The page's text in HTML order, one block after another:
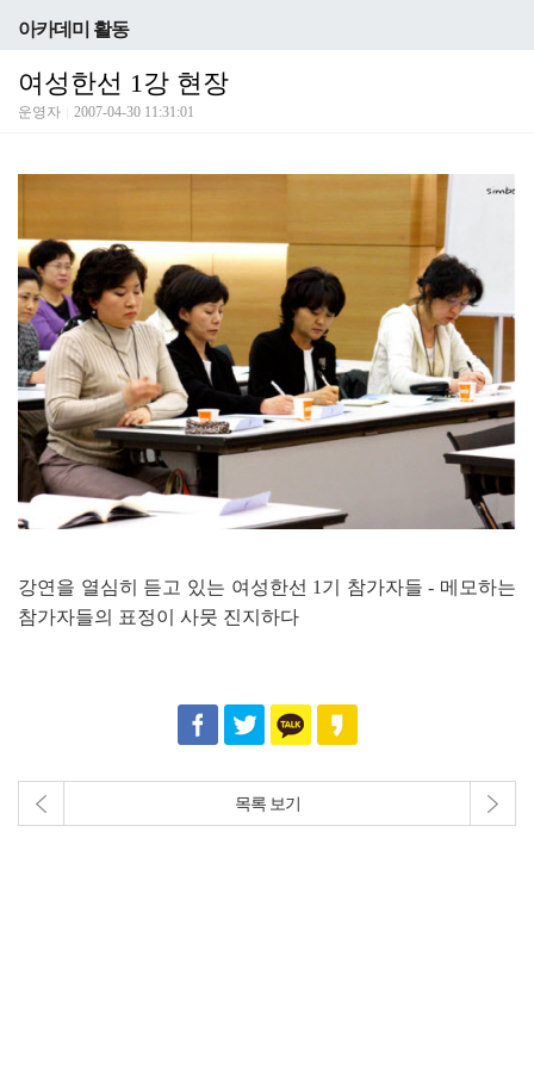
아카데미 활동
여성한선 1강 현장
운영자 2007-04-30 11:31:01
강연을 열심히 듣고 있는 여성한선 1기 참가자들 - 메모하는
참가자들의 표정이 사뭇 진지하다
목록 보기